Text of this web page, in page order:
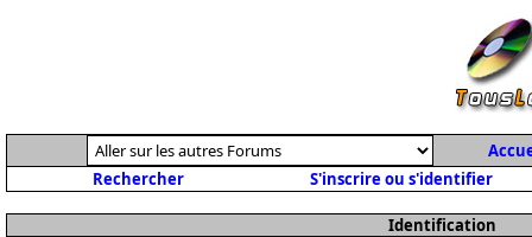
Rechercher
S'inscrire ou s'identifier
Identification